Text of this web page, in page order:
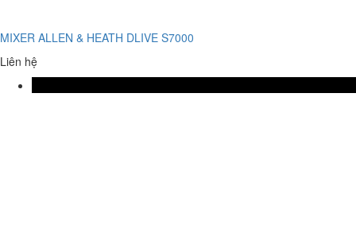
MIXER ALLEN & HEATH DLIVE S7000
Liên hệ